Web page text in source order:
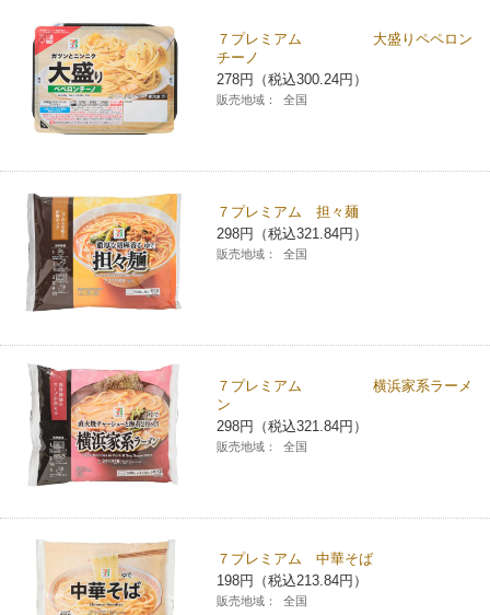
７プレミアム 大盛りペペロン
チーノ
278円（税込300.24円）
販売地域： 全国
７プレミアム 担々麺
298円（税込321.84円）
販売地域： 全国
７プレミアム 横浜家系ラーメ
ン
298円（税込321.84円）
販売地域： 全国
７プレミアム 中華そば
198円（税込213.84円）
販売地域： 全国